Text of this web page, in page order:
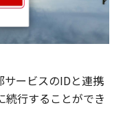
ービスのIDと連携
続行することができ